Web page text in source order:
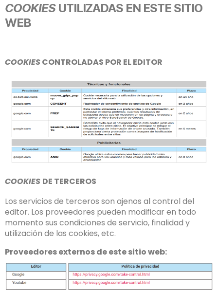
COOKIESUTILIZADAS EN ESTE SITIO
WEB
COOKIESCONTROLADAS POR EL EDITOR
COOKIES DE TERCEROS
Los servicios de terceros son ajenos al control del
editor. Los proveedores pueden modificar en todo
momento sus condiciones de servicio, finalidad y
utilización de las cookies, etc.
Proveedores externos de este sitio web: